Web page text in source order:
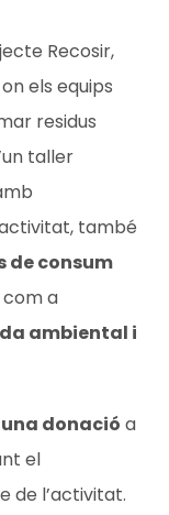
Recosir,
on els equips
residus
taller
també
de consum
a
ambiental i
una donació a
el
de l’activitat.